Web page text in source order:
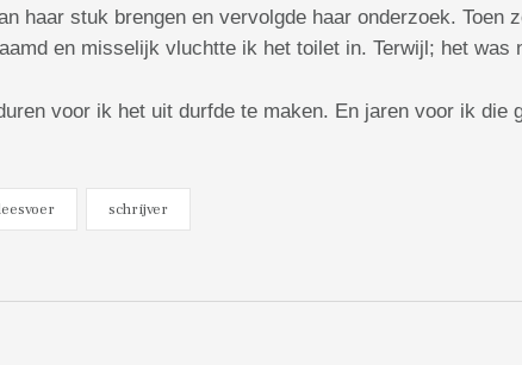
haar stuk brengen en vervolgde haar onderzoek.
en misselijk vluchtte ik het toilet in. Terwijl; het was
voor ik het uit durfde te maken. En jaren voor ik die
schrijver